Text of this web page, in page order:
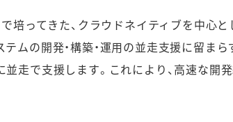
培ってきた、クラウドネイティブを中心
ムの開発・構築・運用の並走支援に留ま
走で支援します。これにより、高速な開